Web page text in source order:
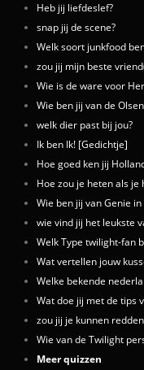
Heb jij liefdeslef?
snap jij de scene?
Welk soort junkfood
zou jij mijn beste
Wie is de ware voor
Wie ben jij van de
welk dier past bij jou?
Ik ben Ik! [Gedichtje]
Hoe goed ken jij
Hoe zou je heten als je
Wie ben jij van Genie
wie vind jij het leukste
Welk Type twilight-fan
Wat vertellen jouw
Welke bekende
Wat doe jij met de tips
zou jij je kunnen
Wie van de Twilight
Meer quizzen